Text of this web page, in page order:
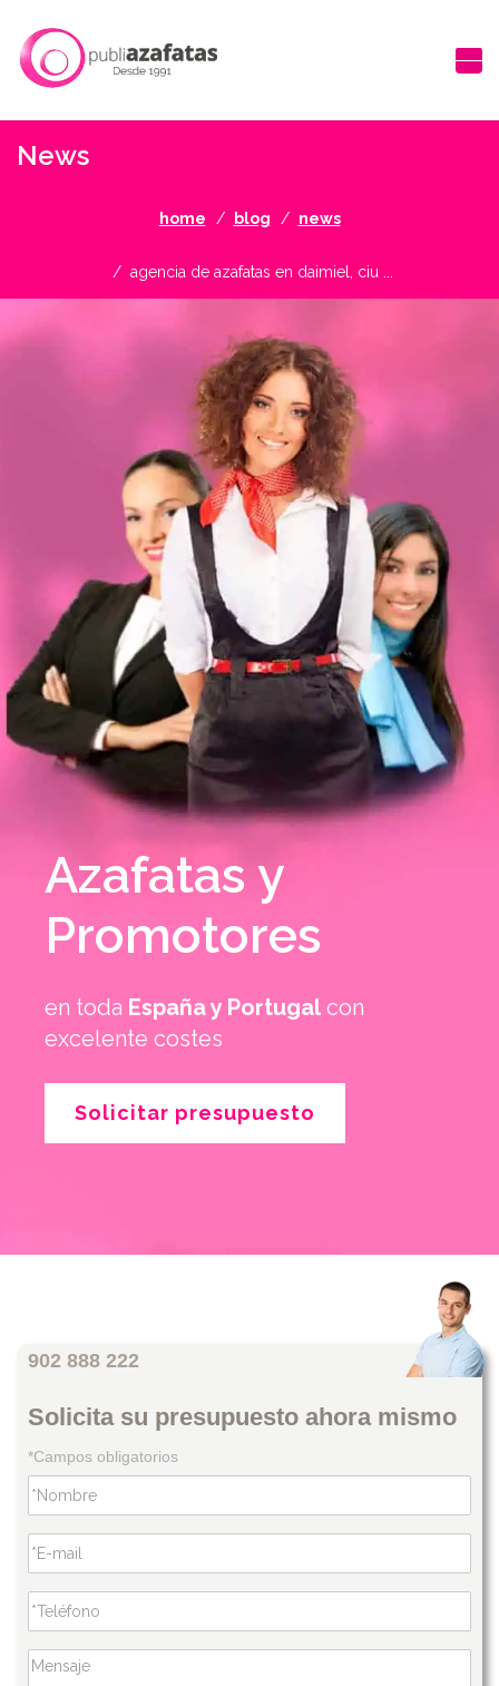
News
home blog news
agencia de azafatas en daimiel, ciu ...
Azafatas y
Promotores
en toda España y Portugal con
excelente costes
Solicitar presupuesto
902 888 222
Solicita su presupuesto ahora mismo
*Campos obligatorios